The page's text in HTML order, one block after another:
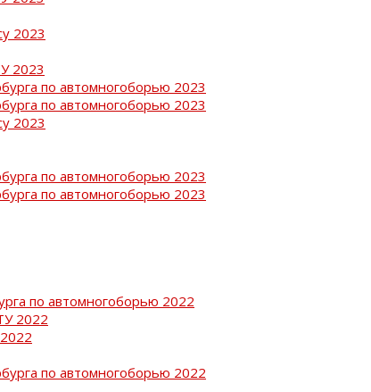
2023
2023
по автомногоборью 2023
по автомногоборью 2023
2023
по автомногоборью 2023
по автомногоборью 2023
по автомногоборью 2022
2022
по автомногоборью 2022